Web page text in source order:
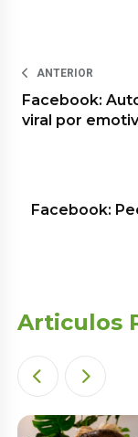
ANTERIOR
Facebook:
viral por
Facebook:
Articulos